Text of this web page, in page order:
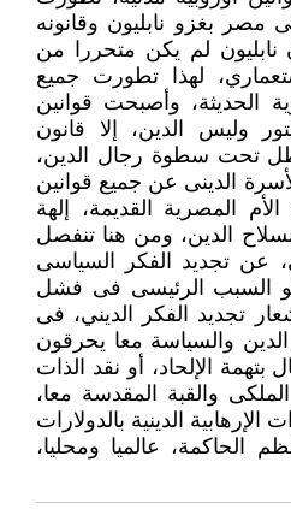
مصر بغزو نابليون وقانونه
لم يكن متحررا من
لهذا تطورت جميع
الحديثة، وأصبحت قوانين
وليس الدين، إلا قانون
تحت سطوة رجال الدين،
الدينى عن جميع قوانين
الأم المصرية القديمة، إلهة
الدين، ومن هنا تنفصل
عن تجديد الفكر السياسى
السبب الرئيسى فى فشل
تجديد الفكر الديني، فى
والسياسة معا يحرقون
بتهمة الإلحاد، أو نقد الذات
والقبة المقدسة معا،
الإرهابية الدينية بالدولارات
الحاكمة، عالميا ومحليا،